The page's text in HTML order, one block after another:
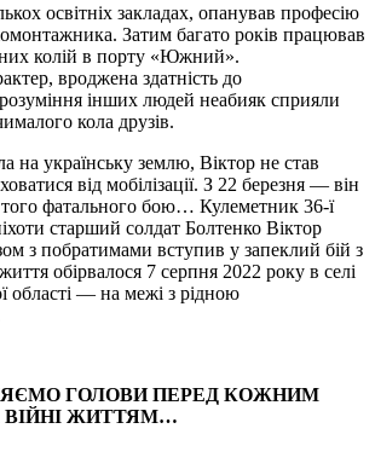
освітніх закладах, опанував професію
Затим багато років працював
колій в порту «Южний».
вроджена здатність до
інших людей неабияк сприяли
кола друзів.
на українську землю, Віктор не став
від мобілізації. З 22 березня — він
фатального бою… Кулеметник 36-ї
старший солдат Болтенко Віктор
з побратимами вступив у запеклий бій з
обірвалося 7 серпня 2022 року в селі
області — на межі з рідною
ГОЛОВИ ПЕРЕД КОЖНИМ
ЖИТТЯМ…